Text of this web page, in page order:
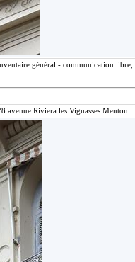
général - communication
Riviera les Vignasses